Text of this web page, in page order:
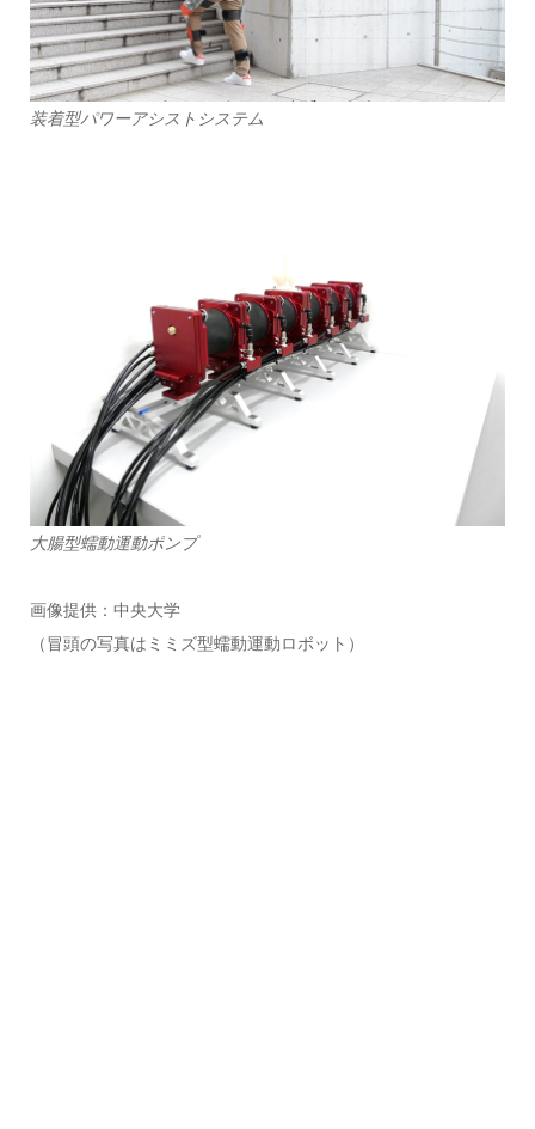
装着型パワーアシストシステム
大腸型蠕動運動ポンプ
画像提供：中央大学
（冒頭の写真はミミズ型蠕動運動ロボット）